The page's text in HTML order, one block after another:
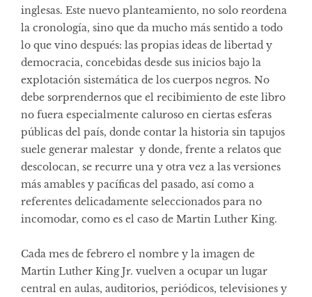
inglesas. Este nuevo planteamiento, no solo reordena
la cronología, sino que da mucho más sentido a todo
lo que vino después: las propias ideas de libertad y
democracia, concebidas desde sus inicios bajo la
explotación sistemática de los cuerpos negros. No
debe sorprendernos que el recibimiento de este libro
no fuera especialmente caluroso en ciertas esferas
públicas del país, donde contar la historia sin tapujos
suele generar malestar y donde, frente a relatos que
descolocan, se recurre una y otra vez a las versiones
más amables y pacíficas del pasado, así como a
referentes delicadamente seleccionados para no
incomodar, como es el caso de Martin Luther King.
Cada mes de febrero el nombre y la imagen de
Martin Luther King Jr. vuelven a ocupar un lugar
central en aulas, auditorios, periódicos, televisiones y